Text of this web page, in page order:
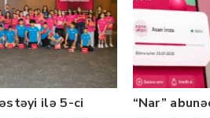
ilə 5-ci
“Nar”